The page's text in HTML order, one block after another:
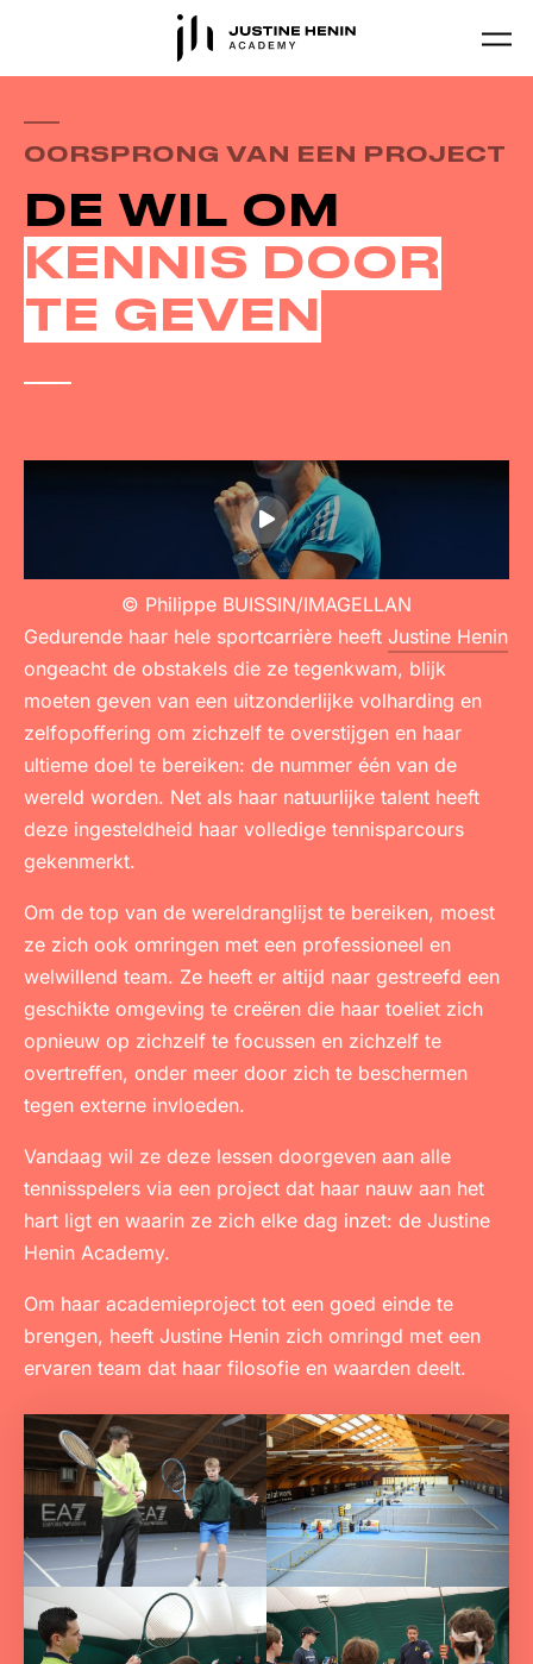
Skip to main content
OORSPRONG VAN EEN PROJECT
DE WIL OM
KENNIS DOOR
TE GEVEN
© Philippe BUISSIN/IMAGELLAN
Gedurende haar hele sportcarrière heeft Justine Henin
ongeacht de obstakels die ze tegenkwam, blijk
moeten geven van een uitzonderlijke volharding en
zelfopoffering om zichzelf te overstijgen en haar
ultieme doel te bereiken: de nummer één van de
wereld worden. Net als haar natuurlijke talent heeft
deze ingesteldheid haar volledige tennisparcours
gekenmerkt.
Om de top van de wereldranglijst te bereiken, moest
ze zich ook omringen met een professioneel en
welwillend team. Ze heeft er altijd naar gestreefd een
geschikte omgeving te creëren die haar toeliet zich
opnieuw op zichzelf te focussen en zichzelf te
overtreffen, onder meer door zich te beschermen
tegen externe invloeden.
Vandaag wil ze deze lessen doorgeven aan alle
tennisspelers via een project dat haar nauw aan het
hart ligt en waarin ze zich elke dag inzet: de Justine
Henin Academy.
Om haar academieproject tot een goed einde te
brengen, heeft Justine Henin zich omringd met een
ervaren team dat haar filosofie en waarden deelt.